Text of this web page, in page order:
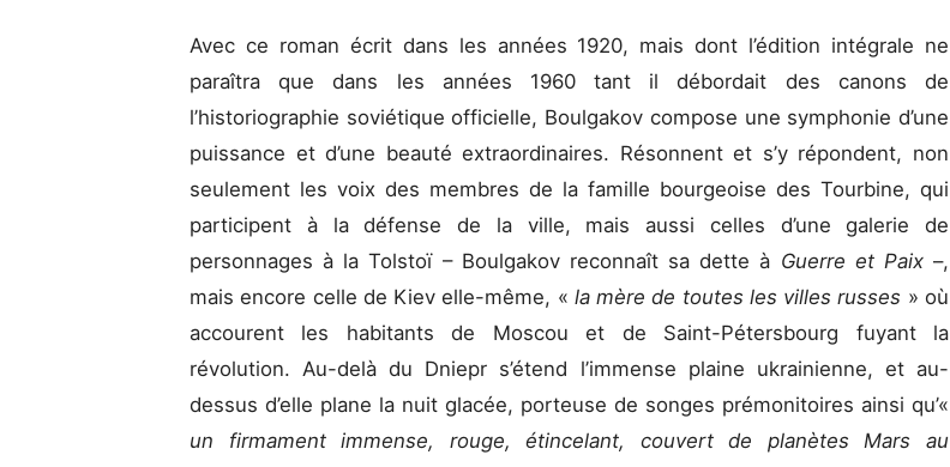
Avec ce roman écrit dans les années 1920, mais dont l’édition intégrale ne
paraîtra que dans les années 1960 tant il débordait des canons de
l’historiographie soviétique officielle, Boulgakov compose une symphonie d’une
puissance et d’une beauté extraordinaires. Résonnent et s’y répondent, non
seulement les voix des membres de la famille bourgeoise des Tourbine, qui
participent à la défense de la ville, mais aussi celles d’une galerie de
personnages à la Tolstoï – Boulgakov reconnaît sa dette à Guerre et Paix–,
mais encore celle de Kiev elle-même, « la mère de toutes les villes russes » où
accourent les habitants de Moscou et de Saint-Pétersbourg fuyant la
révolution. Au-delà du Dniepr s’étend l’immense plaine ukrainienne, et au-
dessus d’elle plane la nuit glacée, porteuse de songes prémonitoires ainsi qu’«
un firmament immense, rouge, étincelant, couvert de planètes Mars au